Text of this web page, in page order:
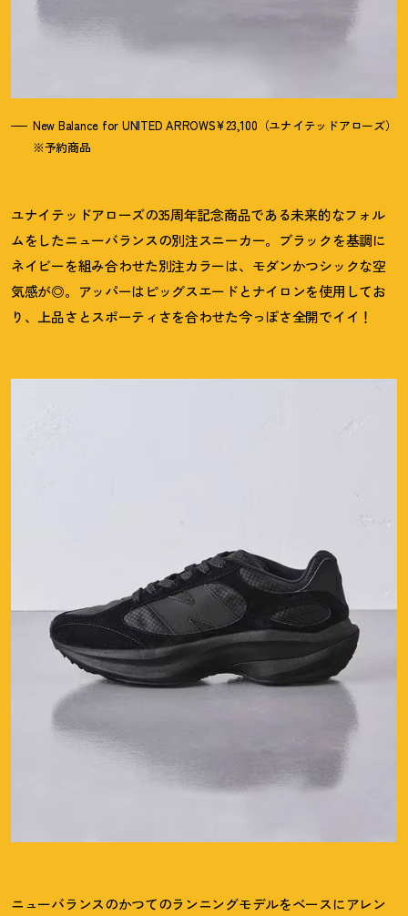
New Balance for UNITED ARROWS¥23,100（ユナイテッドアローズ）
※予約商品
ユナイテッドアローズの35周年記念商品である未来的なフォル
ムをしたニューバランスの別注スニーカー。ブラックを基調に
ネイビーを組み合わせた別注カラーは、モダンかつシックな空
気感が◎。アッパーはピッグスエードとナイロンを使用してお
り、上品さとスポーティさを合わせた今っぽさ全開でイイ ！
ニューバランスのかつてのランニングモデルをベースにアレン